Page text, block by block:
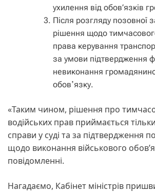
ухилення від обов’язків
Після розгляду позовної
рішення щодо
права керування
за умови підтвердження
невиконання
обовʼязку.
«Таким чином, рішення про
водійських прав приймається
справи у суді та за підтвердження
щодо виконання військового
повідомленні.
Нагадаємо, Кабінет міністрів